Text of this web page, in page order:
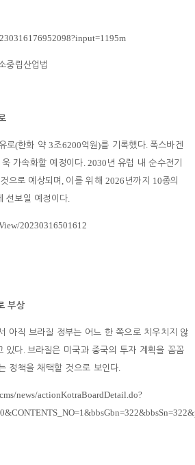
중립산업법
로(한화 약3조6200억원)를 기록했다. 폭스바겐
가속화할 예정이다. 2030 년 유럽 내 순수전기
으로 예상되며 , 이를 위해2026 년까지 10종의
선보일 예정이다.
20230316501612
부상
아직 브라질 정부는 어느 한 쪽으로 치우치지 않
있다. 브라질은 미국과 중국의 투자 계획을 꼼꼼
정책을 채택할 것으로 보인다.
news/actionKotraBoardDetail.do?